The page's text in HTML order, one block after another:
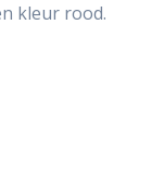
kleur rood.